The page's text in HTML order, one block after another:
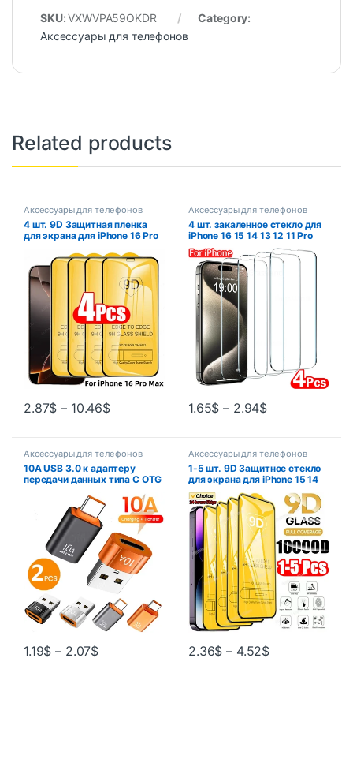
SKU:VXWVPA59OKDR
Category:
Аксессуары для телефонов
Related products
Аксессуары для телефонов
4 шт. 9D Защитная пленка
для экрана для iPhone 16 Pro
Закаленное стекло против
царапин для iPhone 16 Pro
max Защитное стекло
2.87$ – 10.46$
Аксессуары для телефонов
4 шт. закаленное стекло для
iPhone 16 15 14 13 12 11 Pro
Max Защитная пленка для
экрана iPhone 7 8 Plus X XS
Max XR Защитная стеклянная
пленка
1.65$ – 2.94$
Аксессуары для телефонов
10A USB 3.0 к адаптеру
передачи данных типа C OTG
для Macbook, ноутбука,
Xiaomi Samsung, быстрый
разъем OTG
1.19$ – 2.07$
Аксессуары для телефонов
1-5 шт. 9D Защитное стекло
для экрана для iPhone 15 14
13 12 11 Pro Max Защитное
стекло для IPhone X XR XS
Max 7 8 14 Plus
2.36$ – 4.52$